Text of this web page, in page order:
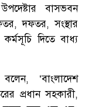
বাসভবন
দফতর, সংস্থার
দিতে বাধ্য
‘বাংলাদেশ
প্রধান সহকারী,